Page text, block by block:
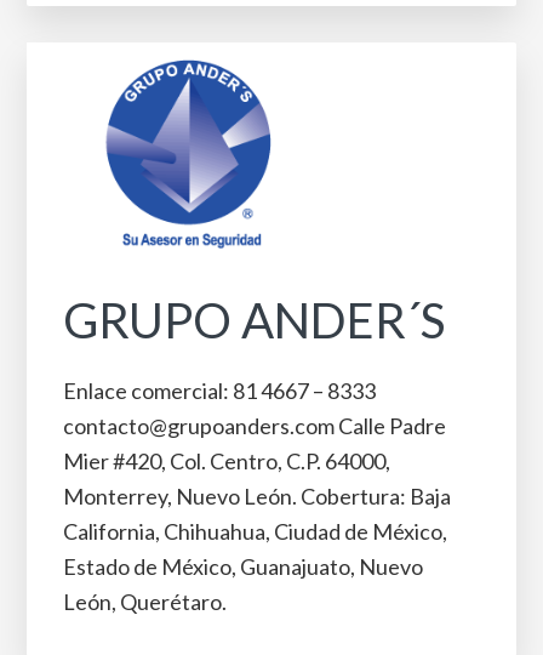
GRUPO ANDER´S
Enlace comercial: 81 4667 – 8333
contacto@grupoanders.com Calle Padre
Mier #420, Col. Centro, C.P. 64000,
Monterrey, Nuevo León. Cobertura: Baja
California, Chihuahua, Ciudad de México,
Estado de México, Guanajuato, Nuevo
León, Querétaro.